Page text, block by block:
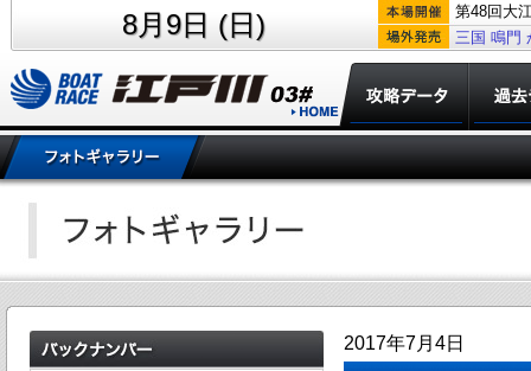
8月9日 (日)
第48回大
三国 鳴門
2017年7月4日